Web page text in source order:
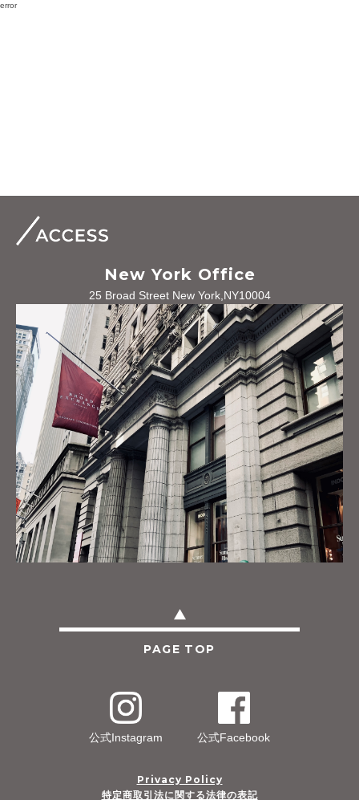
error
New York Office
25 Broad Street New York,NY10004
PAGE TOP
公式Instagram 公式Facebook
Privacy Policy
特定商取引法に関する法律の表記